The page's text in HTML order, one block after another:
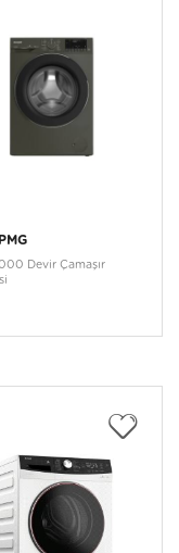
Devir Çamaşır